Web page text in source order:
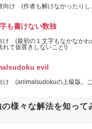
向け (作者も解けなかったりし
も書けない数独
け (最初の１文字もなかなかわ
れて仮置きしないこと!)
evil
け (animalsudokuの上級版。
の様々な解法を知って